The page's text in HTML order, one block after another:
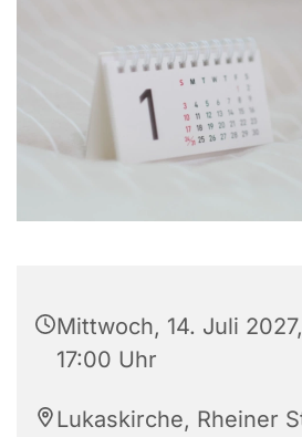
Mittwoch, 14. Juli
17:00 Uhr
Lukaskirche, Rheiner